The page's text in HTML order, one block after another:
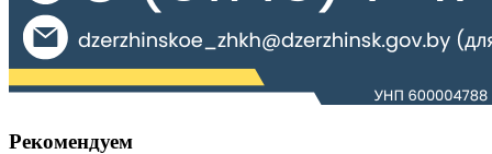
Рекомендуем